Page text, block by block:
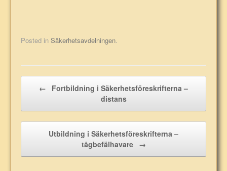
Posted in Säkerhetsavdelningen.
←
Fortbildning i Säkerhetsföreskrifterna –
distans
Utbildning i Säkerhetsföreskrifterna –
tågbefälhavare →